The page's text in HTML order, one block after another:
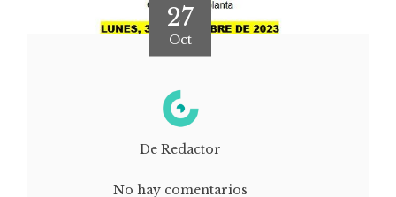
27
Oct
De Redactor
No hay comentarios